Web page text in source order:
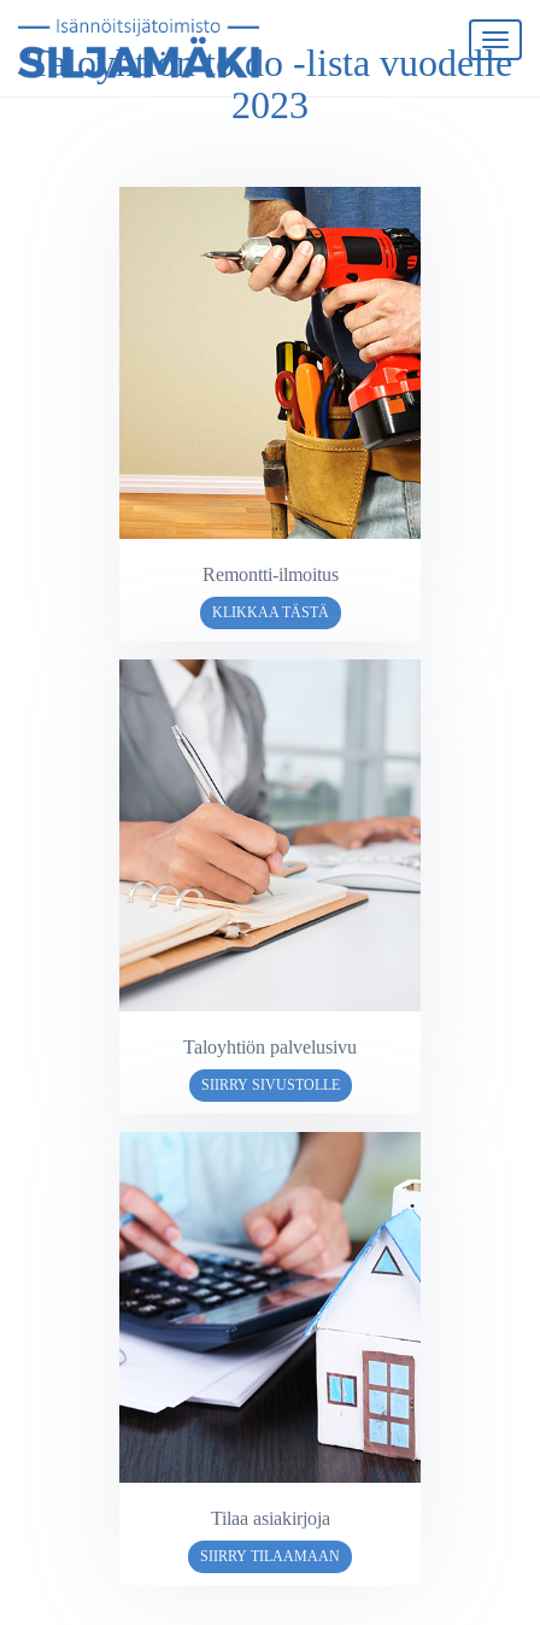
Taloyhtiön to do -lista vuodelle
2023
Remontti-ilmoitus
KLIKKAA TÄSTÄ
Taloyhtiön palvelusivu
SIIRRY SIVUSTOLLE
Tilaa asiakirjoja
SIIRRY TILAAMAAN